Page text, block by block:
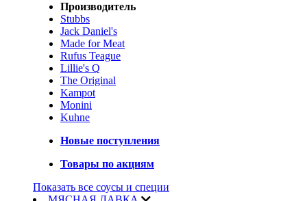
Производитель
Stubbs
Jack Daniel's
Made for Meat
Rufus Teague
Lillie's Q
The Original
Kampot
Monini
Kuhne
Новые поступления
Товары по акциям
Показать все соусы и специи